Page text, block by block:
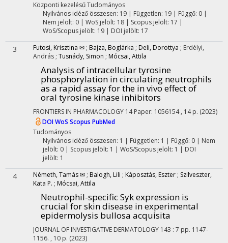
Központi kezelésűTudományos
Nyilvános idéző összesen: 19| Független: 19 | Függő: 0 |
Nem jelölt: 0 | WoS jelölt: 18 | Scopus jelölt: 17 |
WoS/Scopus jelölt: 19 | DOI jelölt: 17
3 Futosi, Krisztina ✉ ; Bajza, Boglárka ; Deli, Dorottya ; Erdélyi,
András ; Tusnády, Simon ; Mócsai, Attila
Analysis of intracellular tyrosine
phosphorylation in circulating neutrophils
as a rapid assay for the in vivo effect of
oral tyrosine kinase inhibitors
FRONTIERS IN PHARMACOLOGY 14 Paper: 1056154 , 14 p. (2023)
DOIWoS Scopus PubMed
Tudományos
Nyilvános idéző összesen: 1 | Független: 1 | Függő: 0 | Nem
jelölt: 0 | Scopus jelölt: 1 | WoS/Scopus jelölt: 1 | DOI
jelölt: 1
4 Németh, Tamás ✉ ; Balogh, Lili ; Káposztás, Eszter ; Szilveszter,
Kata P. ; Mócsai, Attila
Neutrophil-specific Syk expression is
crucial for skin disease in experimental
epidermolysis bullosa acquisita
JOURNAL OF INVESTIGATIVE DERMATOLOGY 143 : 7 pp. 1147-
1156. , 10 p. (2023)